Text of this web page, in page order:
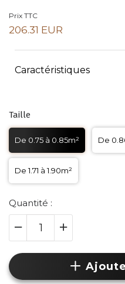
Prix TTC
206.31 EUR
Caractéristiques
Taille
De 0.75 à 0.85m² De
De 1.71 à 1.90m²
Quantité :